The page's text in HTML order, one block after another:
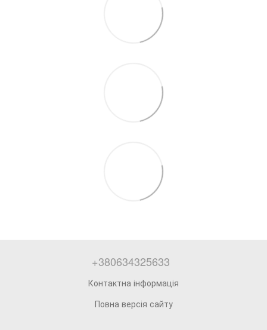
+380634325633
Контактна інформація
Повна версія сайту